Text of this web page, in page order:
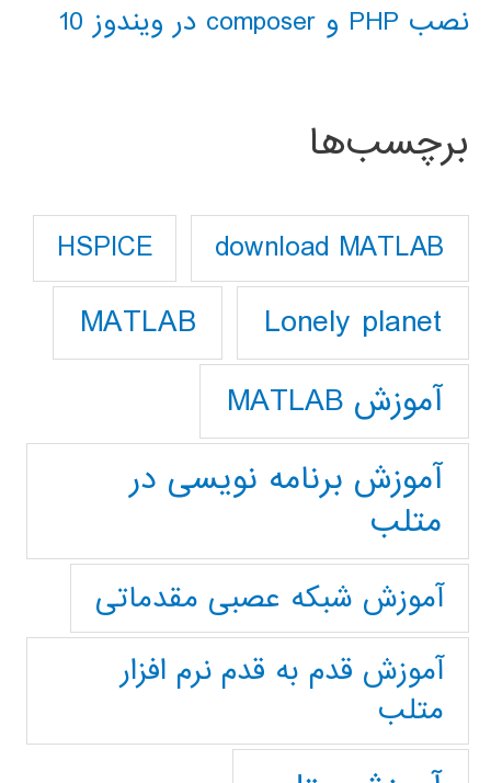
نصب PHP و composer در ویندوز 10
برچسب‌ها
download MATLAB
HSPICE
Lonely planet
MATLAB
آموزش MATLAB
آموزش برنامه نویسی در
متلب
آموزش شبکه عصبی مقدماتی
آموزش قدم به قدم نرم افزار
متلب